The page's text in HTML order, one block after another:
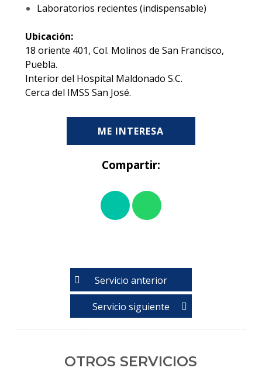
Laboratorios recientes (indispensable)
Ubicación:
18 oriente 401, Col. Molinos de San Francisco,
Puebla.
Interior del Hospital Maldonado S.C.
Cerca del IMSS San José.
ME INTERESA
Compartir:
Servicio anterior
Servicio siguiente
OTROS SERVICIOS